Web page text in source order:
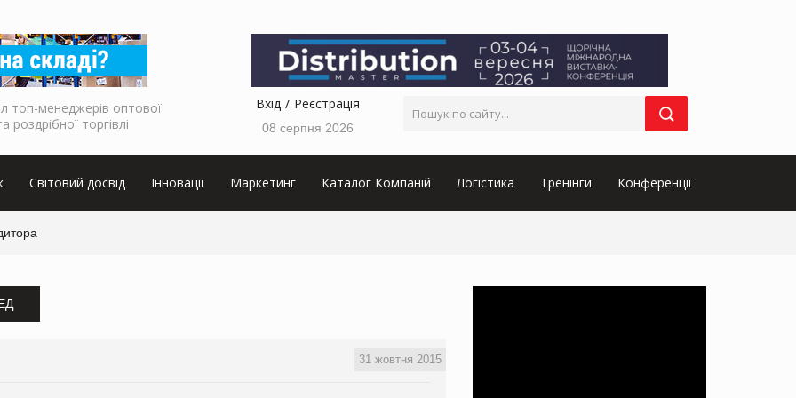
топ-менеджерів оптової
роздрібної торгівлі
Вхід Реєстрація
08 серпня 2026
Світовий досвід Інновації Маркетинг Каталог Компаній Логістика Тренінги Конференції
31 жовтня 2015